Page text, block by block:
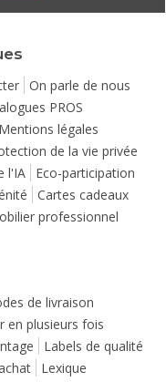
On parle de nous
PROS
Mentions légales
de la vie privée
l'IA
Eco-participation
Cartes cadeaux
professionnel
de livraison
en plusieurs fois
Labels de qualité
Lexique